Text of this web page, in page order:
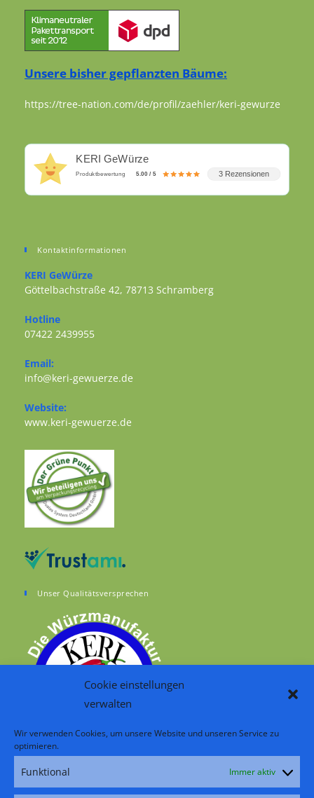
Cookie einstellungen
verwalten
Wir verwenden Cookies, um unsere Website und unseren Service zu
optimieren.
Funktional Immer aktiv
Unsere bisher gepflanzten Bäume:
https://tree-nation.com/de/profil/zaehler/keri-gewurze
KERI GeWürze
Produktbewertung 5.00 / 5 3 Rezensionen
Kontaktinformationen
KERI GeWürze
Göttelbachstraße 42, 78713 Schramberg
Hotline
07422 2439955
Email:
info@keri-gewuerze.de
Website:
www.keri-gewuerze.de
Unser Qualitätsversprechen